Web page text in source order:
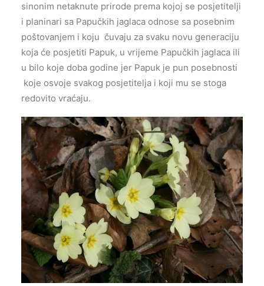
sinonim netaknute prirode prema kojoj se posjetitelji
i planinari sa Papučkih jaglaca odnose sa posebnim
poštovanjem i koju čuvaju za svaku novu generaciju
koja će posjetiti Papuk, u vrijeme Papučkih jaglaca ili
u bilo koje doba godine jer Papuk je pun posebnosti
koje osvoje svakog posjetitelja i koji mu se stoga
redovito vraćaju.